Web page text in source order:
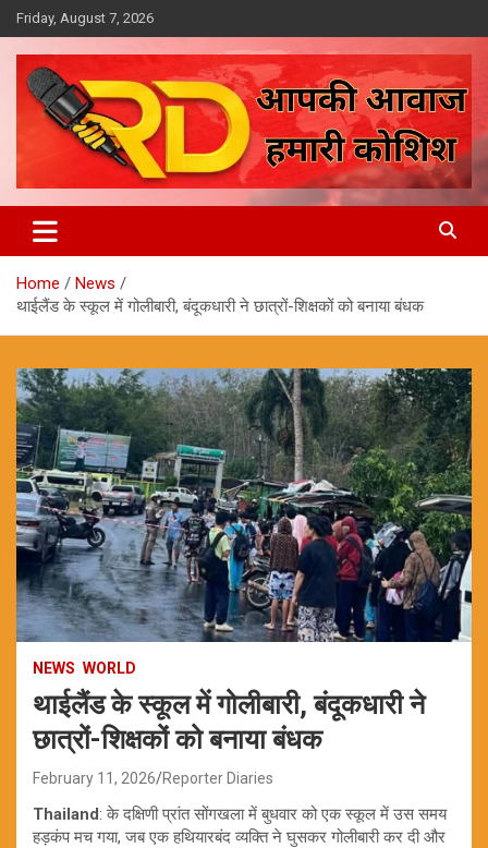
Skip
to
content
Friday, August 7, 2026
Reporter Diaries
Home
News
थाईलैंड के स्कूल में गोलीबारी, बंदूकधारी ने छात्रों-शिक्षकों को बनाया बंधक
NEWS WORLD
थाईलैंड के स्कूल में गोलीबारी, बंदूकधारी ने
छात्रों-शिक्षकों को बनाया बंधक
February 11, 2026 Reporter Diaries
Thailand: के दक्षिणी प्रांत सोंगखला में बुधवार को एक स्कूल में उस समय
हड़कंप मच गया, जब एक हथियारबंद व्यक्ति ने घुसकर गोलीबारी कर दी और